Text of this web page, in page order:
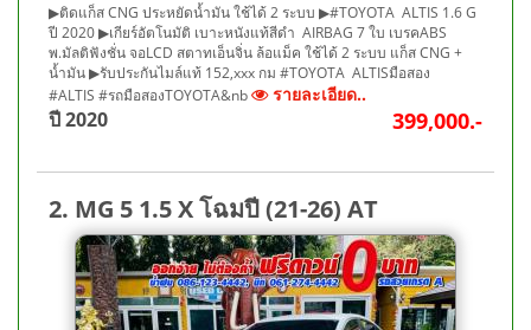
▶ติดแก็ส CNG ประหยัดน้ำมัน ใช้ได้ 2 ระบบ ▶#TOYOTA ALTIS 1.6 G
ปี 2020 ▶เกียร์อัตโนมัติ เบาะหนังแท้สีดำ AIRBAG 7 ใบ เบรคABS
พ.มัลติฟังชั่น จอLCD สตาทเอ็นจิ่น ล้อแม็ค ใช้ได้ 2 ระบบ แก็ส CNG +
น้ำมัน ▶รับประกันไมล์แท้ 152,xxx กม #TOYOTA ALTISมือสอง
#ALTIS #รถมือสองTOYOTA&nb
รายละเอียด..
ปี 2020 399,000.-
2. MG 5 1.5 X โฉมปี (21-26) AT